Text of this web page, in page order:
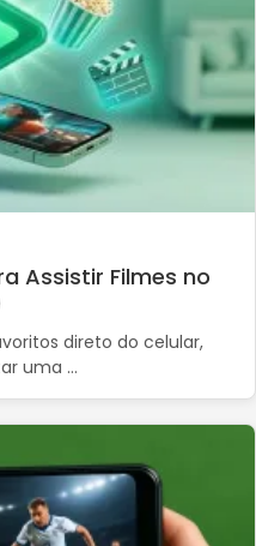
Assistir Filmes no
direto do celular,
uma …